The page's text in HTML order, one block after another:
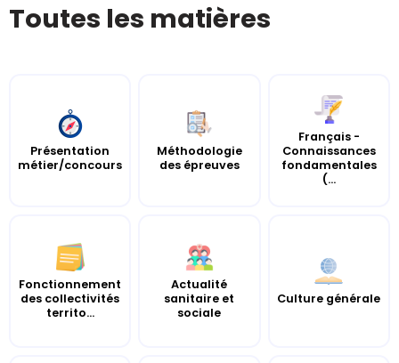
Toutes les matières
Présentation
métier/concours
Méthodologie
des épreuves
Français -
Connaissances
fondamentales
(...
Fonctionnement
des collectivités
territo...
Actualité
sanitaire et
sociale
Culture générale